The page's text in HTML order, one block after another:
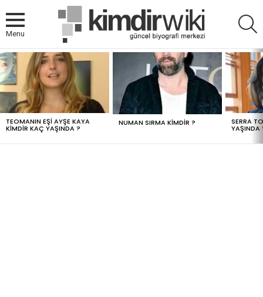
Menu
MOST
VIEWED
STORIES
TEOMANIN EŞI AYŞE KAYA
KIMDIR KAÇ YAŞINDA ?
NUMAN SIRMA KIMDIR ? SERRA
YAŞINDA